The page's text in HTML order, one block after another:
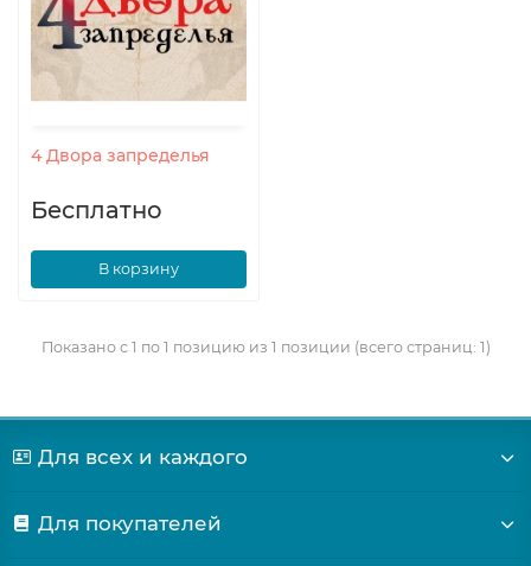
4 Двора запределья
Бесплатно
В корзину
Показано с 1 по 1 позицию из 1 позиции (всего страниц: 1)
Для всех и каждого
Для покупателей